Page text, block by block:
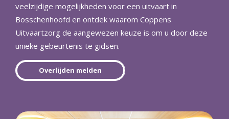
veelzijdige mogelijkheden voor een uitvaart in
Bosschenhoofd en ontdek waarom Coppens
Uitvaartzorg de aangewezen keuze is om u door deze
unieke gebeurtenis te gidsen.
Overlijden melden